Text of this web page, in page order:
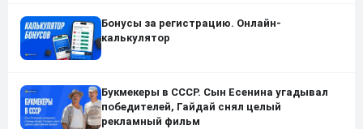
Бонусы за регистрацию. Онлайн-
калькулятор
Букмекеры в СССР. Сын Есенина угадывал
победителей, Гайдай снял целый
рекламный фильм